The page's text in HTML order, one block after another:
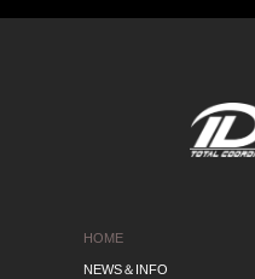
HOME
NEWS＆INFO